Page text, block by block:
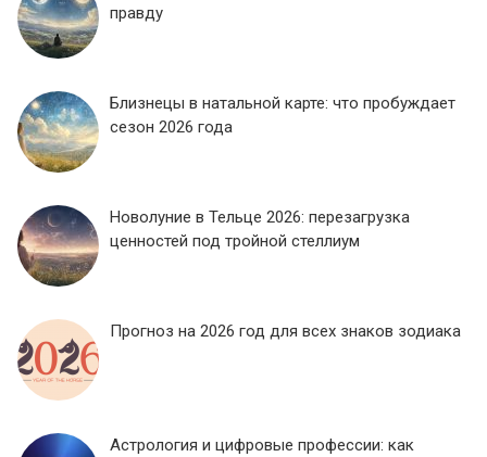
правду
Близнецы в натальной карте: что пробуждает
сезон 2026 года
Новолуние в Тельце 2026: перезагрузка
ценностей под тройной стеллиум
Прогноз на 2026 год для всех знаков зодиака
Астрология и цифровые профессии: как